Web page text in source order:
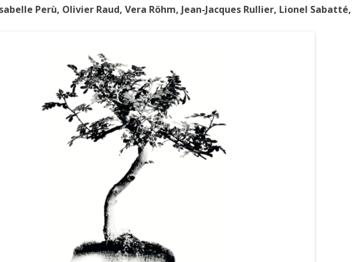
Perù, Olivier Raud, Vera Röhm, Jean-Jacques Rullier, Lionel Sabatté,